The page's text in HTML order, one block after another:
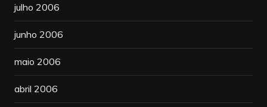
julho 2006
junho 2006
maio 2006
abril 2006